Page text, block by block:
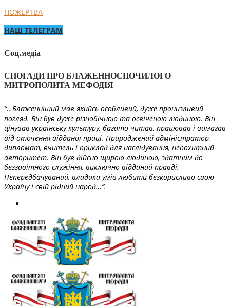
ПОЖЕРТВА
НАШ ТЕЛЕГРАМ
Соц.медіа
СПОГАДИ ПРО БЛАЖЕННОСПОЧИЛОГО
МИТРОПОЛИТА МЕФОДІЯ
“…Блаженніший мав якийсь особливий, дуже пронизливий
погляд. Він був дуже різнобічною та освіченою людиною. Він
цінував українську культуру, багато читав, працював і вимагав
від оточення відданої праці. Природжений адміністратор,
дипломат, вчитель і приклад для наслідування, непохитний
авторитет. Він був дійсно щирою людиною, здатним до
беззавітного служіння, виключно відданий правді.
Непередбачуваний, владика умів любити безкорисливо свою
Україну і свій рідний народ…”.